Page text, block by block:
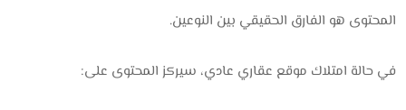
المحتوى هو الفارق الحقيقي بين النوعين.
في حالة امتلاك موقع عقاري عادي، سيركز المحتوى على: